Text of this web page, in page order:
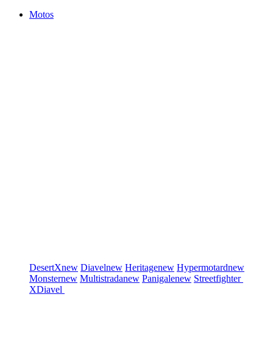
Motos
DesertXnew Diavelnew Heritagenew Hypermotardnew
Monsternew Multistradanew Panigalenew Streetfighter
XDiavel